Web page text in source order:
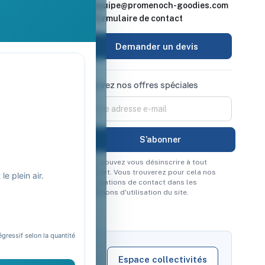
plein air.
selon la quantité
equipe@promenoch-goodies.com
Formulaire de contact
Demander un devis
Recevez nos offres spéciales
Vous pouvez vous désinscrire à tout
moment. Vous trouverez pour cela nos
informations de contact dans les
conditions d'utilisation du site.
Espace collectivités